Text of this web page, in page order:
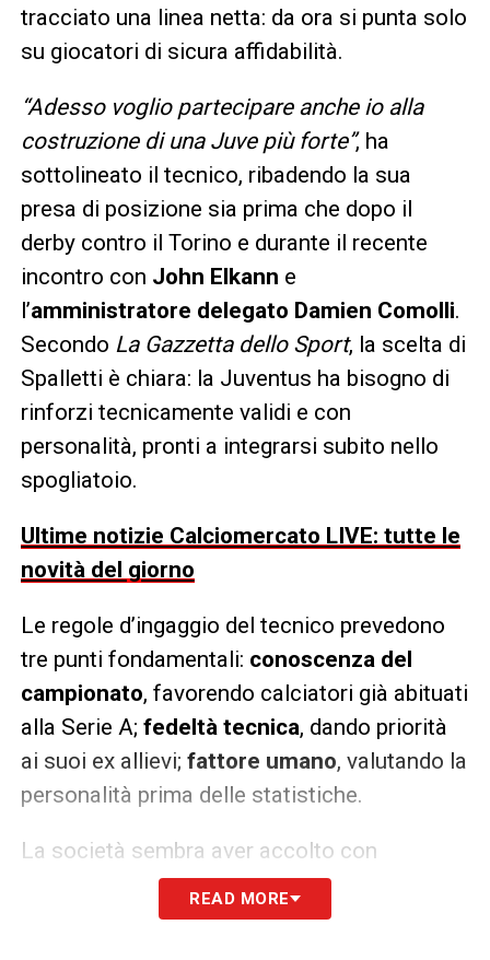
tracciato una linea netta: da ora si punta solo
su giocatori di sicura affidabilità.
“Adesso voglio partecipare anche io alla
costruzione di una Juve più forte”, ha
sottolineato il tecnico, ribadendo la sua
presa di posizione sia prima che dopo il
derby contro il Torino e durante il recente
incontro con John Elkann e
l’amministratore delegato Damien Comolli.
Secondo La Gazzetta dello Sport, la scelta di
Spalletti è chiara: la Juventus ha bisogno di
rinforzi tecnicamente validi e con
personalità, pronti a integrarsi subito nello
spogliatoio.
Ultime notizie Calciomercato LIVE: tutte le
novità del giorno
Le regole d’ingaggio del tecnico prevedono
tre punti fondamentali: conoscenza del
campionato, favorendo calciatori già abituati
alla Serie A; fedeltà tecnica, dando priorità
ai suoi ex allievi; fattore umano, valutando la
personalità prima delle statistiche.
La società sembra aver accolto con
convinzione questa inversione di rotta
rispetto allo shopping internazionale della
READ MORE